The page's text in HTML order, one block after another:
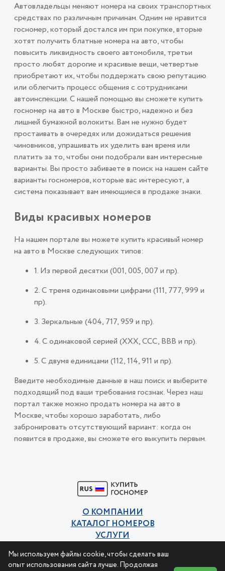
Автовладельцы меняют номера на своих транспортных
средствах по различным причинам. Одним не нравится
госномер, который достался им при покупке, вторые
хотят получить блатные номера на авто, чтобы
повысить ликвидность своего автомобиля, третьи
просто любят дорогие и красивые вещи, четвертые
приобретают их, чтобы поддержать свою репутацию
или облегчить процесс общения с сотрудниками
автоинспекции. С нашей помощью вы сможете купить
госномер на авто в Москве быстро, надежно и без
лишней бумажной волокиты. Вам не нужно будет
простаивать в очередях или дожидаться решения
чиновников, упрашивать их уделить вам время или
платить за то, чтобы они подобрали вам интересные
варианты. Вы просто забиваете в поиск на нашем сайте
варианты госномеров, которые вас интересуют, а
система показывает вам имеющиеся в продаже знаки.
Виды красивых номеров
На нашем портале вы можете купить красивый номер
на авто в Москве следующих типов:
1. Из первой десятки (001, 005, 007 и пр).
2. С тремя одинаковыми цифрами (111, 777, 999 и
пр).
3. Зеркальные (404, 717, 959 и пр).
4. С одинаковой серией (ХХХ, ССС, ВВВ и пр).
5. С двумя единицами (112, 114, 911 и пр).
Введите необходимые данные в наш поиск и выберите
подходящий под ваши требования госзнак. Через наш
портал также можно продать номера на авто в
Москве, чтобы хорошо заработать, либо
забронировать отсутствующий вариант: когда он
появится в продаже, вы сможете его выкупить первым.
Мы используем файлы cookie, чтобы сделать ваш
опыт использования сайта лучше. Продолжая
О КОМПАНИИ
КАТАЛОГ НОМЕРОВ
УСЛУГИ
Политика конфиденциальности